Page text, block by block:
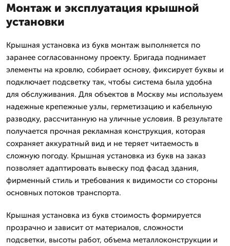
Монтаж и эксплуатация крышной
установки
Крышная установка из букв монтаж выполняется по
заранее согласованному проекту. Бригада поднимает
элементы на кровлю, собирает основу, фиксирует буквы и
подключает подсветку так, чтобы система была удобна
для обслуживания. Для объектов в Москву мы используем
надежные крепежные узлы, герметизацию и кабельную
разводку, рассчитанную на уличные условия. В результате
получается прочная рекламная конструкция, которая
сохраняет аккуратный вид и не теряет читаемость в
сложную погоду. Крышная установка из букв на заказ
позволяет адаптировать вывеску под фасад здания,
фирменный стиль и требования к видимости со стороны
основных потоков транспорта.
Крышная установка из букв стоимость формируется
прозрачно и зависит от материалов, сложности
подсветки, высоты работ, объема металлоконструкции и